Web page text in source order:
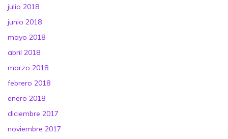
julio 2018
junio 2018
mayo 2018
abril 2018
marzo 2018
febrero 2018
enero 2018
diciembre 2017
noviembre 2017